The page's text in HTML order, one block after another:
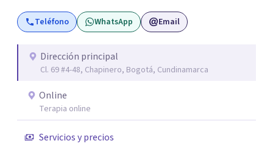
Teléfono WhatsApp Email
Dirección principal
Cl. 69 #4-48, Chapinero, Bogotá, Cundinamarca
Online
Terapia online
Servicios y precios